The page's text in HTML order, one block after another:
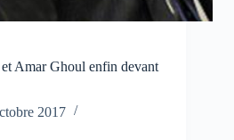
Amar Ghoul enfin devant
2017